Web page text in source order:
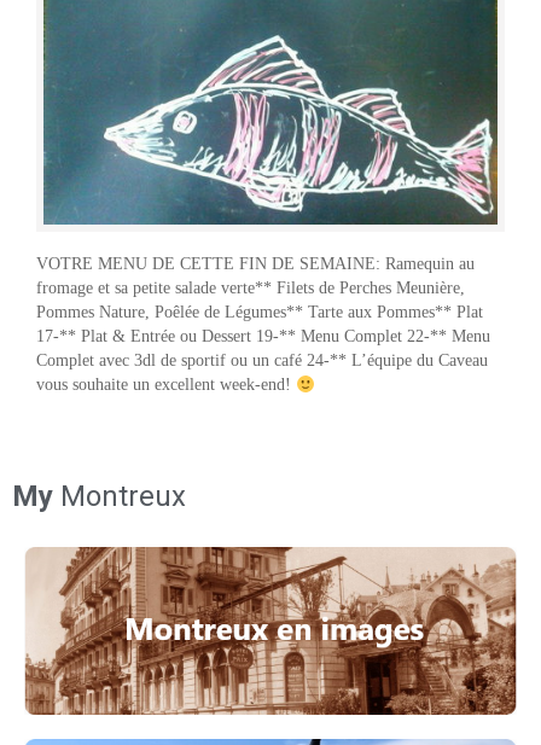
VOTRE MENU DE CETTE FIN DE SEMAINE: Ramequin au
fromage et sa petite salade verte** Filets de Perches Meunière,
Pommes Nature, Poêlée de Légumes** Tarte aux Pommes** Plat
17-** Plat & Entrée ou Dessert 19-** Menu Complet 22-** Menu
Complet avec 3dl de sportif ou un café 24-** L’équipe du Caveau
vous souhaite un excellent week-end!
My Montreux